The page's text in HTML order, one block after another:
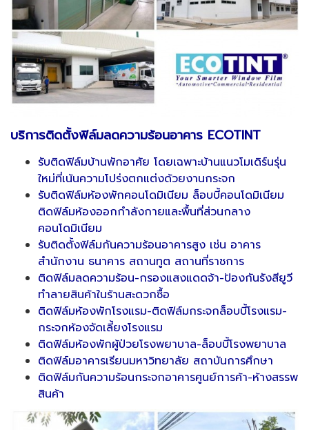
บริการติดตั้งฟิล์มลดความร้อนอาคาร ECOTINT
รับติดฟิล์มบ้านพักอาศัย โดยเฉพาะบ้านแนวโมเดิร์นรุ่น
ใหม่ที่เน้นความโปร่งตกแต่งด้วยงานกระจก
รับติดฟิล์มห้องพักคอนโดมิเนียม ล็อบบี้คอนโดมิเนียม
ติดฟิล์มห้องออกกำลังกายและพื้นที่ส่วนกลาง
คอนโดมิเนียม
รับติดตั้งฟิล์มกันความร้อนอาคารสูง เช่น อาคาร
สำนักงาน ธนาคาร สถานทูต สถานที่ราชการ
ติดฟิล์มลดความร้อน-กรองแสงแดดจ้า-ป้องกันรังสียูวี
ทำลายสินค้าในร้านสะดวกซื้อ
ติดฟิล์มห้องพักโรงแรม-ติดฟิล์มกระจกล็อบบี้โรงแรม-
กระจกห้องจัดเลี้ยงโรงแรม
ติดฟิล์มห้องพักผู้ป่วยโรงพยาบาล-ล็อบบี้โรงพยาบาล
ติดฟิล์มอาคารเรียนมหาวิทยาลัย สถาบันการศึกษา
ติดฟิล์มกันความร้อนกระจกอาคารศูนย์การค้า-ห้างสรรพ
สินค้า